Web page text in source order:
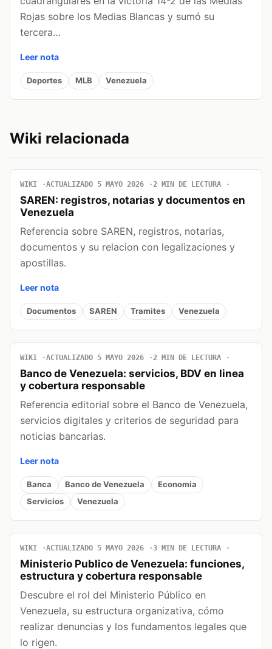
Rojas sobre los Medias Blancas y sumó su
tercera…
Leer nota
Deportes MLB Venezuela
Wiki relacionada
WIKI ACTUALIZADO 5 MAYO 2026 2 MIN DE LECTURA
SAREN: registros, notarias y documentos en
Venezuela
Referencia sobre SAREN, registros, notarias,
documentos y su relacion con legalizaciones y
apostillas.
Leer nota
Documentos SAREN Tramites Venezuela
WIKI ACTUALIZADO 5 MAYO 2026 2 MIN DE LECTURA
Banco de Venezuela: servicios, BDV en linea
y cobertura responsable
Referencia editorial sobre el Banco de Venezuela,
servicios digitales y criterios de seguridad para
noticias bancarias.
Leer nota
Banca Banco de Venezuela
Economia
Servicios
Venezuela
WIKI ACTUALIZADO 5 MAYO 2026 3 MIN DE LECTURA
Ministerio Publico de Venezuela: funciones,
estructura y cobertura responsable
Descubre el rol del Ministerio Público en
Venezuela, su estructura organizativa, cómo
realizar denuncias y los fundamentos legales que
lo rigen.